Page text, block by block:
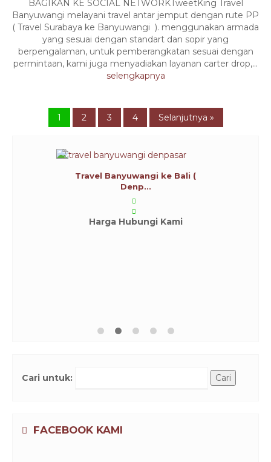
BAGIKAN KE SOCIAL NETWORKTweetKing Travel
Banyuwangi melayani travel antar jemput dengan rute PP
( Travel Surabaya ke Banyuwangi ). menggunakan armada
yang sesuai dengan standart dan sopir yang
berpengalaman, untuk pemberangkatan sesuai dengan
permintaan, kami juga menyadiakan layanan carter drop,...
selengkapnya
1 2 3 4 Selanjutnya »
Travel Banyuwangi ke Bali (
Denp...
Harga Hubungi Kami
Cari untuk:
FACEBOOK KAMI